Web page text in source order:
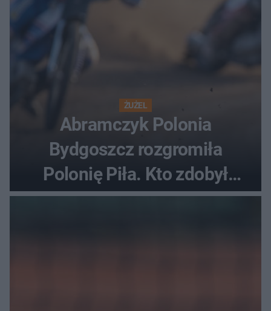
ŻUŻEL
Abramczyk Polonia
Bydgoszcz rozgromiła
Polonię Piła. Kto zdobył
najwięcej punktów?